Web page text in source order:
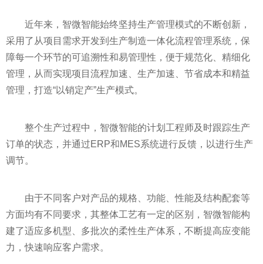
近年来，智微智能始终坚持生产管理模式的不断创新，
采用了从项目需求开发到生产制造一体化流程管理系统，保
障每一个环节的可追溯性和易管理性 ，便于规范化、精细化
管理，从而实现项目流程加速、生产加速、节省成本和精益
管理，打造“以销定产”生产模式。
整个生产过程中，智微智能的计划工程师及时跟踪生产
订单的状态，并通过ERP和MES系统进行反馈，以进行生产
调节。
由于不同客户对产品的规格、功能、性能及结构配套等
方面均有不同要求，其整体工艺有一定的区别，智微智能构
建了适应多机型、多批次的柔性生产体系，不断提高应变能
力，快速响应客户需求。